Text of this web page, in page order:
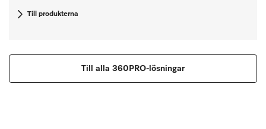
Till produkterna
Till alla 360PRO-lösningar